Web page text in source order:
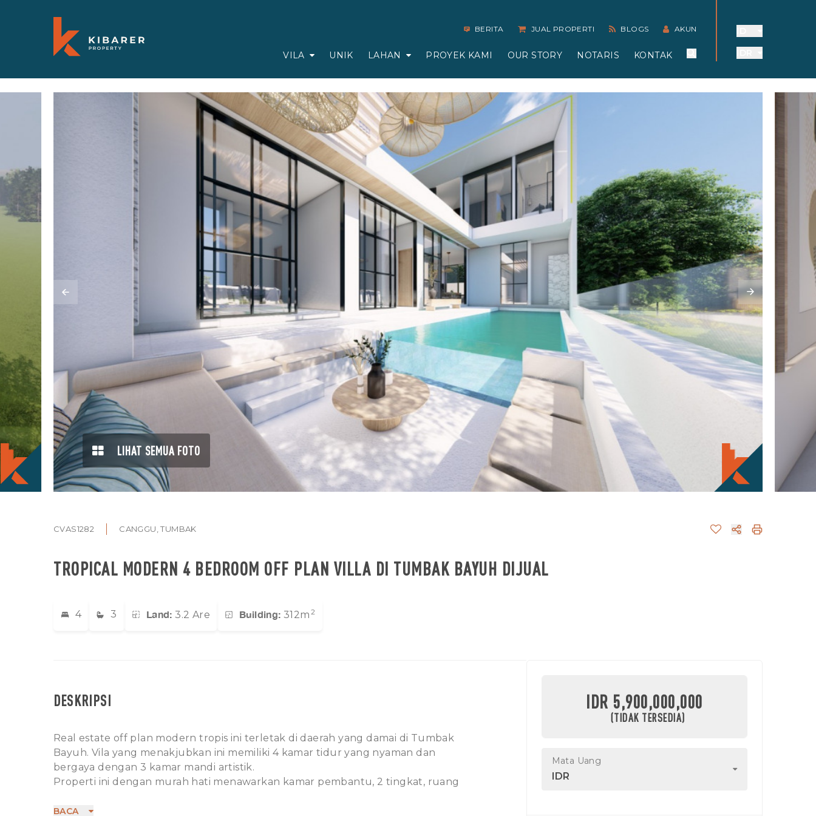
BERITA JUAL PROPERTI BLOGS AKUN
VILA UNIK LAHAN PROYEK KAMI OUR STORY NOTARIS KONTAK
LIHAT SEMUA FOTO
CVAS1282 CANGGU, TUMBAK
TROPICAL MODERN 4 BEDROOM OFF PLAN VILLA DI TUMBAK BAYUH DIJUAL
4 3 Land: 3.2 Are Building: 312m 2
DESKRIPSI
Real estate off plan modern tropis ini terletak di daerah yang damai di Tumbak
Bayuh. Vila yang menakjubkan ini memiliki 4 kamar tidur yang nyaman dan
bergaya dengan 3 kamar mandi artistik.
Properti ini dengan murah hati menawarkan kamar pembantu, 2 tingkat, ruang
CCTV, TV LED, lounge cekung, area binatu, dan area parkir ukuran yang baik di
BACA
IDR 5,900,000,000
(TIDAK TERSEDIA)
Mata Uang
IDR